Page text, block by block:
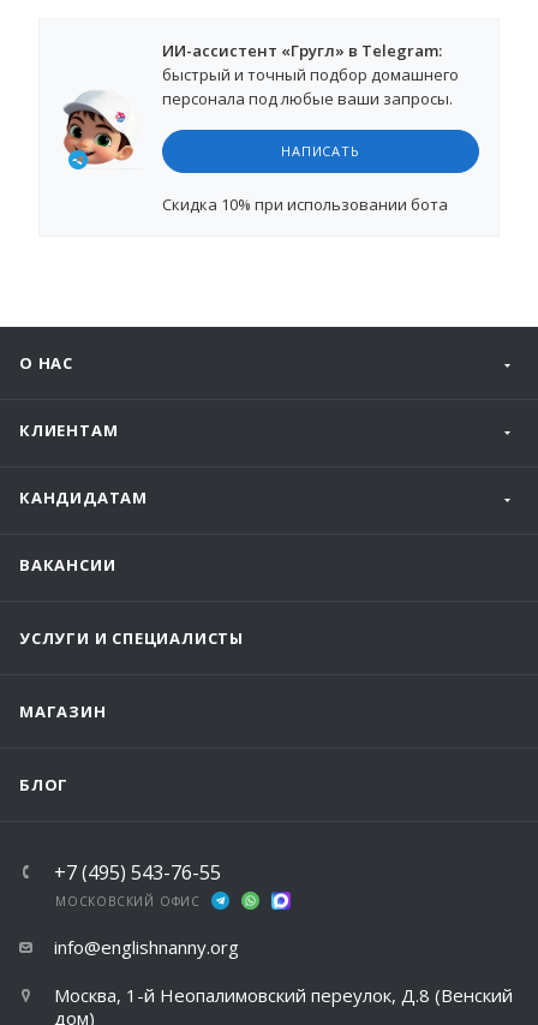
ИИ-ассистент «Гругл» в Telegram:
быстрый и точный подбор домашнего
персонала под любые ваши запросы.
НАПИСАТЬ
Cкидка 10% при использовании бота
О НАС
КЛИЕНТАМ
КАНДИДАТАМ
ВАКАНСИИ
УСЛУГИ И СПЕЦИАЛИСТЫ
МАГАЗИН
БЛОГ
+7 (495) 543-76-55
МОСКОВСКИЙ ОФИС
info@englishnanny.org
Москва, 1-й Неопалимовский переулок, Д.8 (Венский
дом)